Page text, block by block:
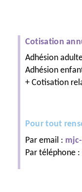
Cotisation
Adhésion
Adhésion
+ Cotisation
Pour tout
Par email :
Par téléphone :